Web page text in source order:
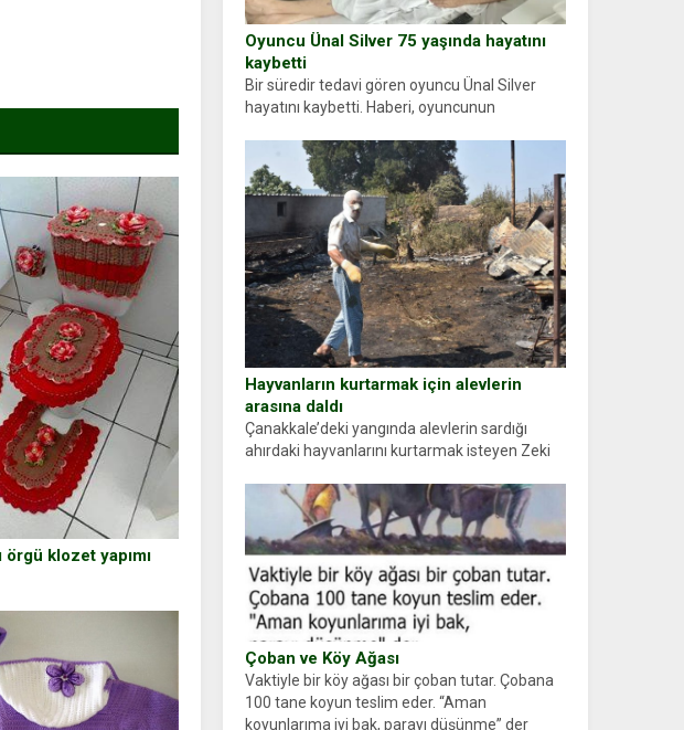
Oyuncu Ünal Silver 75 yaşında hayatını
kaybetti
Bir süredir tedavi gören oyuncu Ünal Silver
hayatını kaybetti. Haberi, oyuncunun
sosyal medya hesabında “Usta Oyuncumuz ve
çok değerli dostumuz...
Hayvanların kurtarmak için alevlerin
arasına daldı
Çanakkale’deki yangında alevlerin sardığı
ahırdaki hayvanlarını kurtarmak isteyen Zeki
ellerinde yanıklar oluşan Demir, kâbus dolu
anları anlattı… Merkeze bağlı...
Çoban ve Köy Ağası
Vaktiyle bir köy ağası bir çoban tutar. Çobana
100 tane koyun teslim eder. “Aman
koyunlarıma iyi bak, parayı düşünme” der
örgü klozet yapımı